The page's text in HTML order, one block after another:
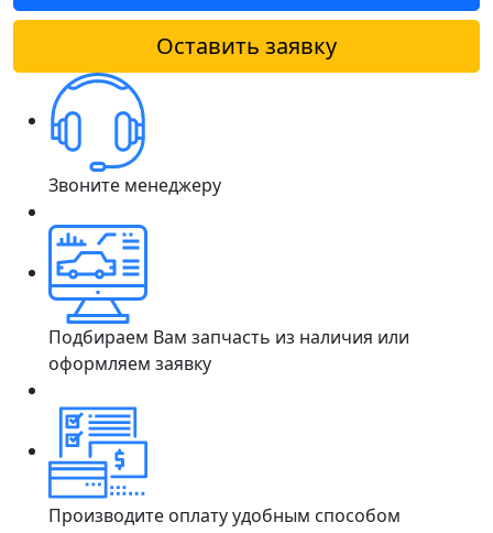
Оставить заявку
Звоните менеджеру
Подбираем Вам запчасть из наличия или
оформляем заявку
Производите оплату удобным способом